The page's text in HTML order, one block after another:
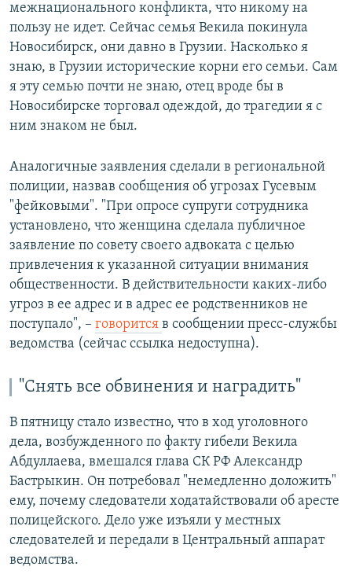
межнационального конфликта, что никому на
пользу не идет. Сейчас семья Векила покинула
Новосибирск, они давно в Грузии. Насколько я
знаю, в Грузии исторические корни его семьи. Сам
я эту семью почти не знаю, отец вроде бы в
Новосибирске торговал одеждой, до трагедии я с
ним знаком не был.
Аналогичные заявления сделали в региональной
полиции, назвав сообщения об угрозах Гусевым
"фейковыми". "При опросе супруги сотрудника
установлено, что женщина сделала публичное
заявление по совету своего адвоката с целью
привлечения к указанной ситуации внимания
общественности. В действительности каких-либо
угроз в ее адрес и в адрес ее родственников не
поступало", – говорится в сообщении пресс-службы
ведомства (сейчас ссылка недоступна).
"Снять все обвинения и наградить"
В пятницу стало известно, что в ход уголовного
дела, возбужденного по факту гибели Векила
Абдуллаева, вмешался глава СК РФ Александр
Бастрыкин. Он потребовал "немедленно доложить"
ему, почему следователи ходатайствовали об аресте
полицейского. Дело уже изъяли у местных
следователей и передали в Центральный аппарат
ведомства.